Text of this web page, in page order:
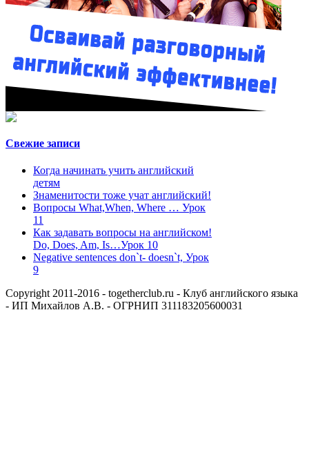
Свежие записи
Когда начинать учить английский
детям
Знаменитости тоже учат английский!
Вопросы What,When, Where … Урок
11
Как задавать вопросы на английском!
Do, Does, Am, Is…Урок 10
Negative sentences don`t- doesn`t, Урок
9
Copyright 2011-2016 - togetherclub.ru - Клуб английского языка
- ИП Михайлов А.В. - ОГРНИП 311183205600031